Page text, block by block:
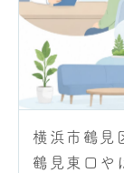
横浜市鶴見
鶴見東口や